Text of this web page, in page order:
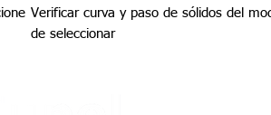
Verificar curva y paso de sólidos del
de seleccionar